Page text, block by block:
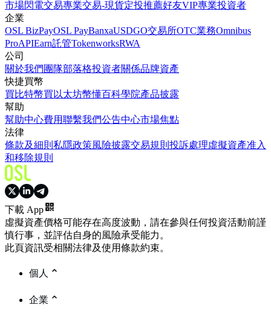
市場閃電交易專業交易-現貨定投推薦好友VIP專業投資者
企業
OSL BizPayOSL PayBanxaUSDGO交易所OTC業務Omnibus
ProAPIEarn託管TokenworksRWA
公司
關於我們 團隊部落格投資者關係品牌資產
快捷買幣
買比特幣買以太坊幣懂百科學院產品披露
幫助
幫助中心費用聯繫我們公告中心市場焦點
法律
條款及細則 私隱政策風險披露交易規則 投訴處理虛擬資產准入
和移除規則
下載 App
虛擬資產價格可能存在高度波動，請在參與任何投資活動前謹
慎行事，並評估自身的風險承受能力。
此頁資訊受相關法律及使用條款約束。
個人
企業